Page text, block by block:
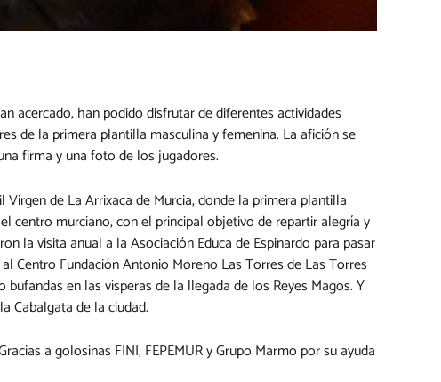
acercado, han podido disfrutar de diferentes actividades
de la primera plantilla masculina y femenina. La afición se
firma y una foto de los jugadores.
de La Arrixaca de Murcia, donde la primera plantilla
centro murciano, con el principal objetivo de repartir alegría y
la visita anual a la Asociación Educa de Espinardo para pasar
Centro Fundación Antonio Moreno Las Torres de Las Torres
en las vísperas de la llegada de los Reyes Magos. Y
Cabalgata de la ciudad.
a golosinas FINI, FEPEMUR y Grupo Marmo por su ayuda